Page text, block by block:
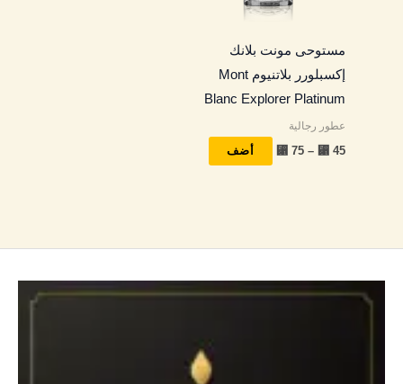
مستوحى مونت بلانك
إكسبلورر بلاتنيوم Mont
Blanc Explorer Platinum
عطور رجالية
⃁ 45
–
⃁ 75 أضف
الخيارات